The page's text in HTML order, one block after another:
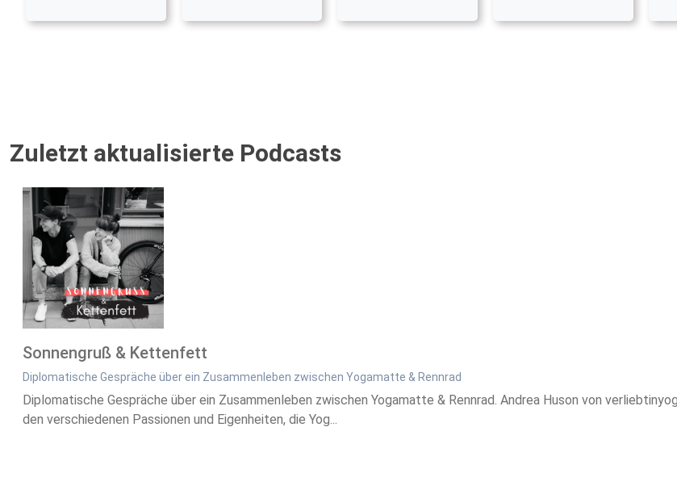
Zuletzt aktualisierte Podcasts
Sonnengruß & Kettenfett
Diplomatische Gespräche über ein Zusammenleben zwischen Yogamatte & Rennrad
Diplomatische Gespräche über ein Zusammenleben zwischen Yogamatte & Rennrad. Andrea Huson von
den verschiedenen Passionen und Eigenheiten, die Yog...